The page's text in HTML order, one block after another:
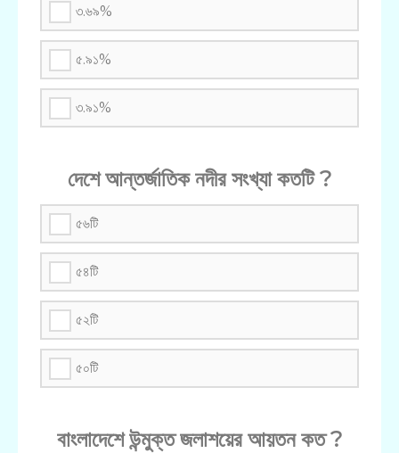
৩.৬৯%
৫.৯১%
৩.৯১%
দেশে আন্তর্জাতিক নদীর সংখ্যা কতটি ?
৫৬টি
৫৪টি
৫২টি
৫০টি
বাংলাদেশে উন্মুক্ত জলাশয়ের আয়তন কত ?